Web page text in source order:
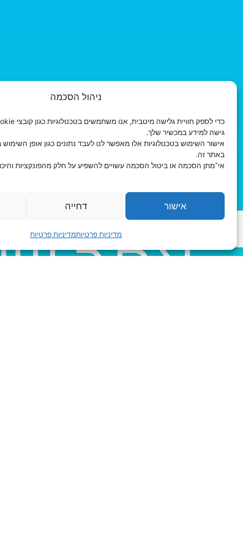
ניהול הסכמה
גישה למידע במכשיר שלך.
אישור השימוש בטכנולוגיות אלו מאפשר לנו לעבד נתונים כגון אופן השימוש
באתר זה.
אי־מתן הסכמה או ביטול הסכמה עשויים להשפיע על חלק מהפונקציות
אישור דחייה
מדיניות פרטיותמדיניות פרטיות
אני
אתר